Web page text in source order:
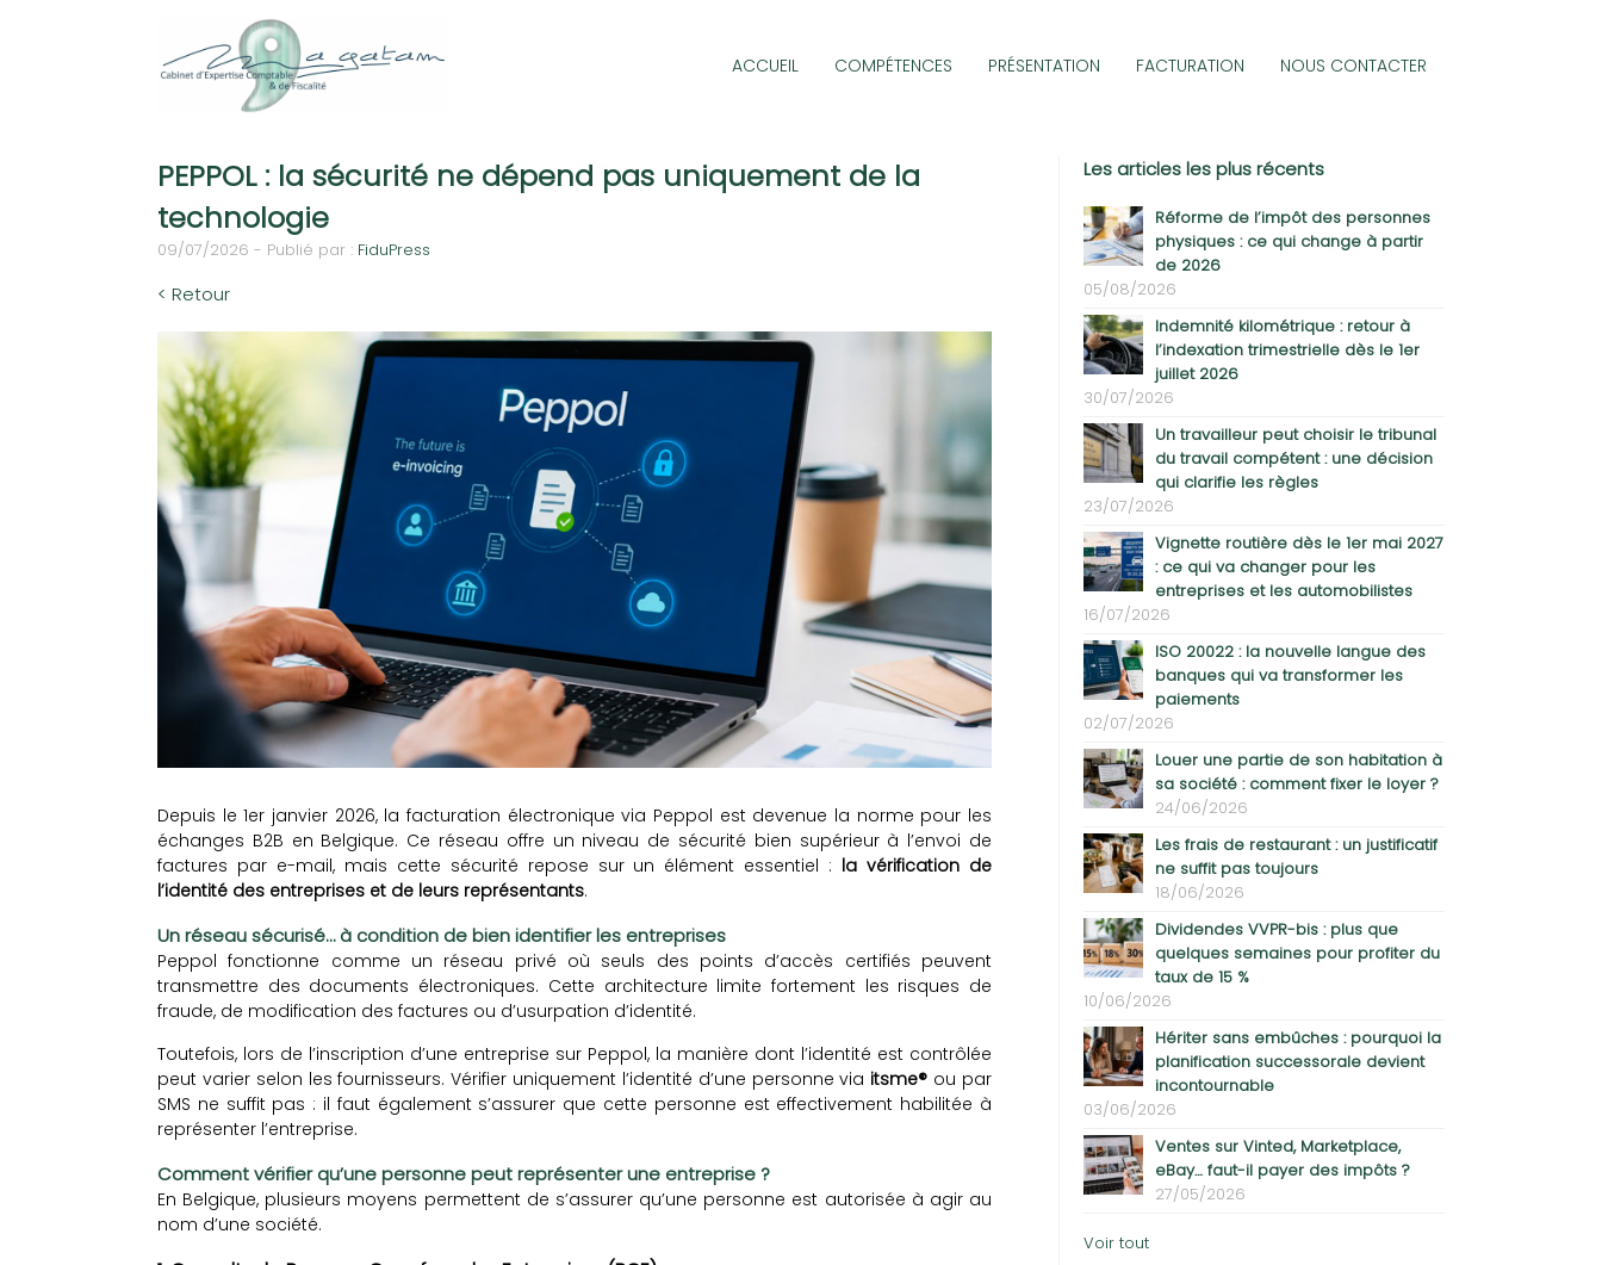
ACCUEIL COMPÉTENCES PRÉSENTATION FACTURATION NOUS CONTACTER
PEPPOL : la sécurité ne dépend pas uniquement de la
technologie
09/07/2026 - Publié par : FiduPress
< Retour
Depuis le 1er janvier 2026, la facturation électronique via Peppol est devenue la norme pour les
échanges B2B en Belgique. Ce réseau offre un niveau de sécurité bien supérieur à l’envoi de
factures par e-mail, mais cette sécurité repose sur un élément essentiel : la vérification de
l’identité des entreprises et de leurs représentants.
Un réseau sécurisé… à condition de bien identifier les entreprises
Peppol fonctionne comme un réseau privé où seuls des points d’accès certifiés peuvent
transmettre des documents électroniques. Cette architecture limite fortement les risques de
fraude, de modification des factures ou d’usurpation d’identité.
Toutefois, lors de l’inscription d’une entreprise sur Peppol, la manière dont l’identité est contrôlée
peut varier selon les fournisseurs. Vérifier uniquement l’identité d’une personne via itsme® ou par
SMS ne suffit pas : il faut également s’assurer que cette personne est effectivement habilitée à
représenter l’entreprise.
Comment vérifier qu’une personne peut représenter une entreprise ?
En Belgique, plusieurs moyens permettent de s’assurer qu’une personne est autorisée à agir au
nom d’une société.
Les articles les plus récents
Réforme de l’impôt des personnes
physiques : ce qui change à partir
de 2026
05/08/2026
Indemnité kilométrique : retour à
l’indexation trimestrielle dès le 1er
juillet 2026
30/07/2026
Un travailleur peut choisir le tribunal
du travail compétent : une décision
qui clarifie les règles
23/07/2026
Vignette routière dès le 1er mai 2027
: ce qui va changer pour les
entreprises et les automobilistes
16/07/2026
ISO 20022 : la nouvelle langue des
banques qui va transformer les
paiements
02/07/2026
Louer une partie de son habitation à
sa société : comment fixer le loyer ?
24/06/2026
Les frais de restaurant : un justificatif
ne suffit pas toujours
18/06/2026
Dividendes VVPR-bis : plus que
quelques semaines pour profiter du
taux de 15 %
10/06/2026
Hériter sans embûches : pourquoi la
planification successorale devient
incontournable
03/06/2026
Ventes sur Vinted, Marketplace,
eBay… faut-il payer des impôts ?
27/05/2026
Voir tout